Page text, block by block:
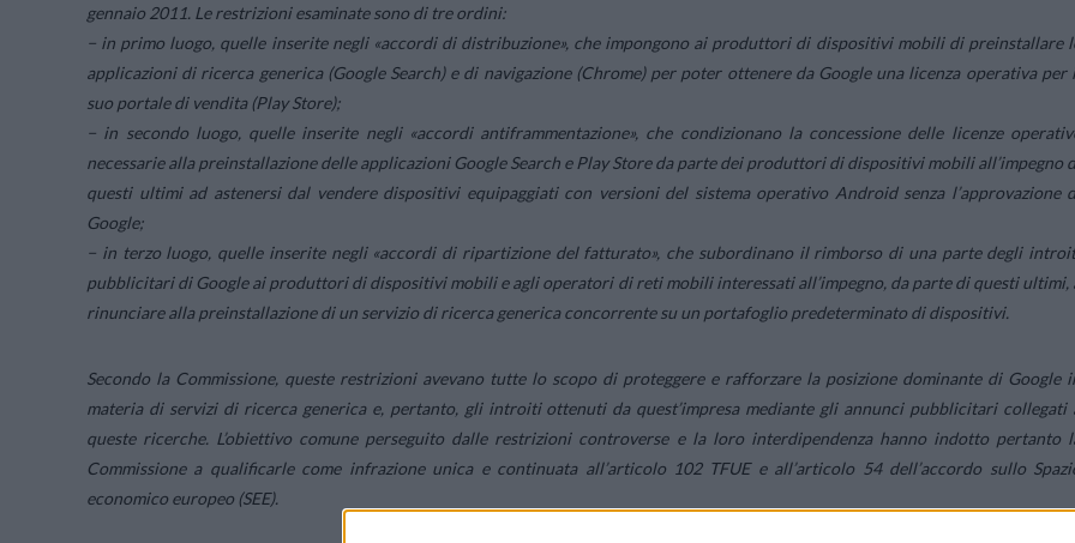
gennaio 2011. Le restrizioni esaminate sono di tre ordini:
− in primo luogo, quelle inserite negli «accordi di distribuzione», che impongono ai produttori di dispositivi mobili di preinstallare
applicazioni di ricerca generica (Google Search) e di navigazione (Chrome) per poter ottenere da Google una licenza operativa per
suo portale di vendita (Play Store);
− in secondo luogo, quelle inserite negli «accordi antiframmentazione», che condizionano la concessione delle licenze
necessarie alla preinstallazione delle applicazioni Google Search e Play Store da parte dei produttori di dispositivi mobili all’impegno
questi ultimi ad astenersi dal vendere dispositivi equipaggiati con versioni del sistema operativo Android senza l’approvazione
Google;
− in terzo luogo, quelle inserite negli «accordi di ripartizione del fatturato», che subordinano il rimborso di una parte degli
pubblicitari di Google ai produttori di dispositivi mobili e agli operatori di reti mobili interessati all’impegno, da parte di questi ultimi,
rinunciare alla preinstallazione di un servizio di ricerca generica concorrente su un portafoglio predeterminato di dispositivi.
Secondo la Commissione, queste restrizioni avevano tutte lo scopo di proteggere e rafforzare la posizione dominante di Google
materia di servizi di ricerca generica e, pertanto, gli introiti ottenuti da quest’impresa mediante gli annunci pubblicitari collegati
queste ricerche. L’obiettivo comune perseguito dalle restrizioni controverse e la loro interdipendenza hanno indotto pertanto
Commissione a qualificarle come infrazione unica e continuata all’articolo 102 TFUE e all’articolo 54 dell’accordo sullo
economico europeo (SEE).